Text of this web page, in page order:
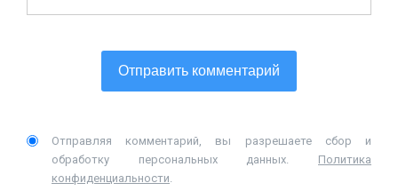
Отправляя комментарий, вы разрешаете сбор и
обработку персональных данных. Политика
конфиденциальности.